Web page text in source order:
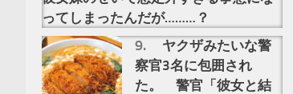
ってしまったんだが………？
ヤクザみたいな警
察官3名に包囲され
た。 警官「彼女と結